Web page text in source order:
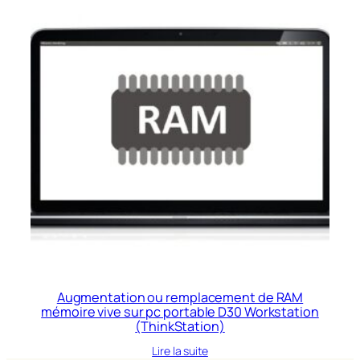
Augmentation ou remplacement de RAM
mémoire vive sur pc portable D30 Workstation
(ThinkStation)
Lire la suite